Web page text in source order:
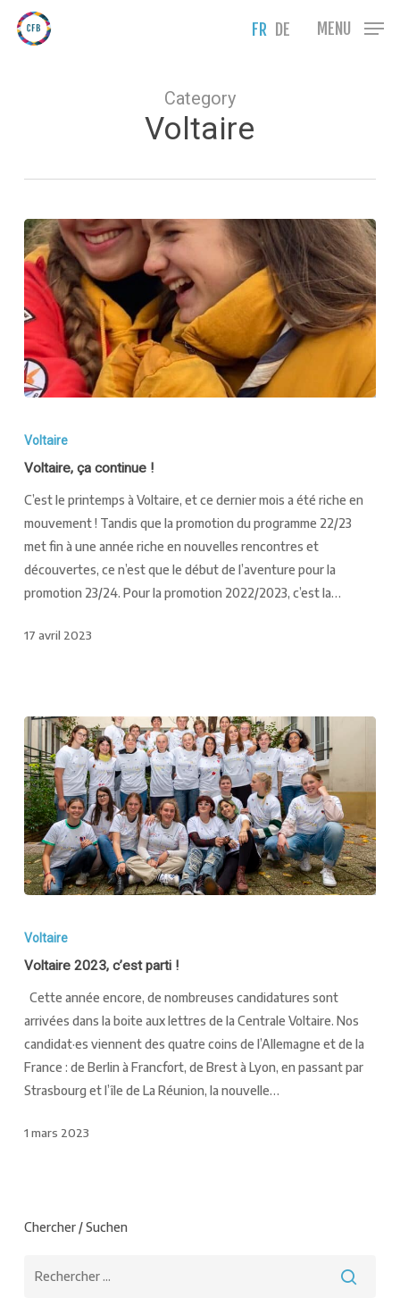
FR DE MENU
Category
Voltaire
Voltaire
Voltaire, ça continue !
C’est le printemps à Voltaire, et ce dernier mois a été riche en
mouvement ! Tandis que la promotion du programme 22/23
met fin à une année riche en nouvelles rencontres et
découvertes, ce n’est que le début de l’aventure pour la
promotion 23/24. Pour la promotion 2022/2023, c’est la…
17 avril 2023
Voltaire
Voltaire 2023, c’est parti !
Cette année encore, de nombreuses candidatures sont
arrivées dans la boite aux lettres de la Centrale Voltaire. Nos
candidat·es viennent des quatre coins de l’Allemagne et de la
France : de Berlin à Francfort, de Brest à Lyon, en passant par
Strasbourg et l’île de La Réunion, la nouvelle…
1 mars 2023
Chercher / Suchen